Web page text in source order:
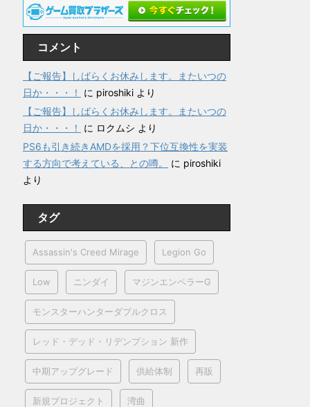
コメント
【ご報告】しばらくお休みします。またいつの
日か・・・！
に piroshiki より
【ご報告】しばらくお休みします。またいつの
日か・・・！
に ロクムシ より
PS6も引き続きAMDを採用？下位互換性を実装
する方向で考えている、との噂。
に piroshiki
より
タグ
Assassin's Creed Mirage Legion Go
Low ニンダイ マジンエンペラーG
モンスターハンターダブルクロス
レッド・デッド・リデンプション 新作
中期アップグレード 供給体制 再販
新規プロジェクト 湾曲